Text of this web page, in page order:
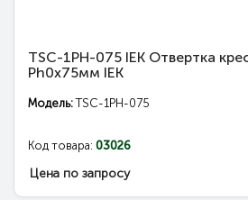
TSC-1PH-075 IEK Отвертка
Ph0х75мм IEK
Модель:TSC-1PH-075
Код товара: 03026
Цена по запросу